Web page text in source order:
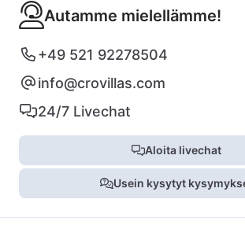
Autamme mielellämme!
+49 521 92278504
info@crovillas.com
24/7 Livechat
Aloita livechat
Usein kysytyt